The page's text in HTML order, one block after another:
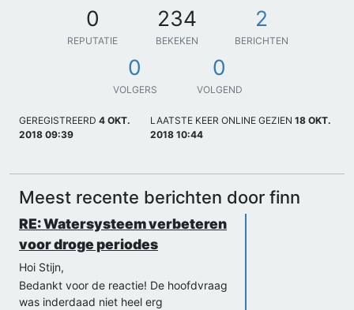
0
REPUTATIE
234
BEKEKEN
2
BERICHTEN
0
VOLGERS
0
VOLGEND
GEREGISTREERD 4 OKT.
2018 09:39
LAATSTE KEER ONLINE GEZIEN 18 OKT.
2018 10:44
Meest recente berichten door finn
RE: Watersysteem verbeteren
voor droge periodes
Hoi Stijn,
Bedankt voor de reactie! De hoofdvraag
was inderdaad niet heel erg